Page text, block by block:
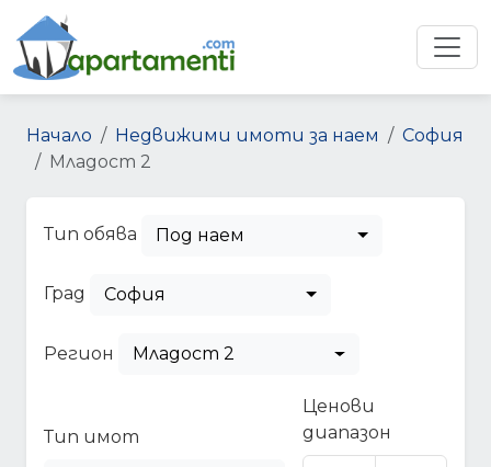
Начало Недвижими имоти за наем
София
Младост 2
Тип обява Под наем
Град София
Регион Младост 2
Тип имот
Ценови
диапазон